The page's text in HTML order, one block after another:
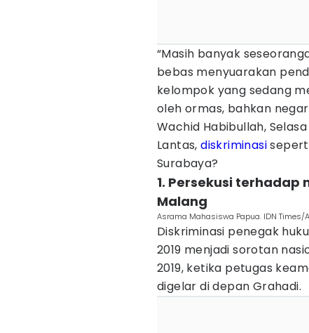
“Masih banyak
bebas menyuarakan
kelompok yang sedang
oleh ormas, bahkan
Wachid Habibullah,
Lantas,diskriminasi
Surabaya?
1. Persekusi terhadap
Malang
Asrama Mahasiswa Papua. IDN Times/
Diskriminasi penegak
2019 menjadi sorotan
2019, ketika petugas
digelar di depan Grahadi.